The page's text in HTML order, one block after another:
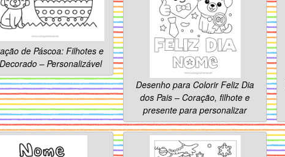
de Páscoa: Filhotes e
– Personalizável
Desenho para Colorir Feliz Dia
dos Pais – Coração, filhote e
presente para personalizar